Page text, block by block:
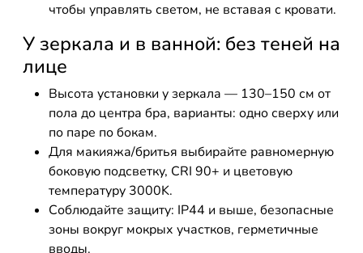
чтобы управлять светом, не вставая с кровати.
У зеркала и в ванной: без теней на
лице
Высота установки у зеркала — 130–150 см от
пола до центра бра, варианты: одно сверху или
по паре по бокам.
Для макияжа/бритья выбирайте равномерную
боковую подсветку, CRI 90+ и цветовую
температуру 3000K.
Соблюдайте защиту: IP44 и выше, безопасные
зоны вокруг мокрых участков, герметичные
вводы.